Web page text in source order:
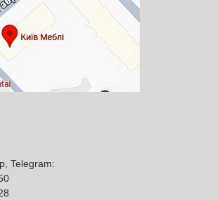
прямі дивани, популярні нерозкладні
дорогі прямі дивани акордеон. Диван
єврокнижка можна купити в
продаж в розстрочку, є схема оплата
➤
Telegram: